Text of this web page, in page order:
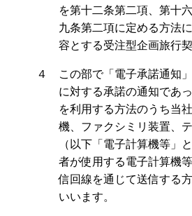
を第十二条第二項、第十
九条第二項に定める方法
容とする受注型企画旅行
４ この部で「電子承諾通知
に対する承諾の通知であ
を利用する方法のうち当
機、ファクシミリ装置、
（以下「電子計算機等」
者が使用する電子計算機
信回線を通じて送信する
いいます。